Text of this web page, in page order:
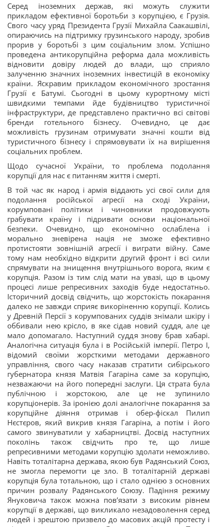
Серед іноземних держав, які можуть служити
прикладом ефективної боротьби з корупцією, є Грузія.
Свого часу уряд Президента Грузії Михайла Саакашвілі,
опираючись на підтримку грузинського народу, зробив
прорив у боротьбі з цим соціальним злом. Успішно
проведена антикорупційна реформа дала можливість
відновити довіру людей до влади, що сприяло
залученню значних іноземних інвестицій в економіку
країни. Яскравим прикладом економічного зростання
Грузії є Батумі. Сьогодні в цьому курортному місті
швидкими темпами йде будівництво туристичної
інфраструктури, де представлено практично всі світові
бренди готельного бізнесу. Очевидно, це дає
можливість грузинам отримувати значні кошти від
туристичного бізнесу і спрямовувати їх на вирішення
соціальних проблем.
Щодо сучасної України, то проблема подолання
корупції для нас є питанням життя і смерті.
В той час як народ і армія віддають усі свої сили для
подолання російської агресії на сході України,
корумповані політики і чиновники продовжують
грабувати країну і підривати основи національної
безпеки. Очевидно, що економічно ослаблена і
морально зневірена нація не зможе ефективно
протистояти зовнішній агресії і виграти війну. Саме
тому нам необхідно відкрити другий фронт і всі сили
спрямувати на знищення внутрішнього ворога, яким є
корупція. Разом із тим слід мати на увазі, що в цьому
процесі лише репресивних заходів буде недостатньо.
Історичний досвід свідчить, що жорстокість покарання
далеко не завжди сприяє викоріненню корупції. Колись
у Древній Персії з корумпованих суддів знімали шкіру і
оббивали нею крісло, в яке сідав новий суддя, але це
мало допомагало. Наступний суддя знову брав хабарі.
Аналогічна ситуація була і в Російській імперії. Петро І,
відомий своїми жорсткими методами державного
управління, свого часу наказав стратити сибірського
губернатора князя Матвія Гагаріна саме за корупцію,
незважаючи на його попередні заслуги. Ця страта була
публічною і жорстокою, але це не зупинило
корупціонерів. За іронією долі аналогічне покарання за
корупційне діяння отримав і обер-фіскал Пилип
Нєстєров, який викрив князя Гагаріна, а потім і його
самого звинуватили у хабарництві. Досвід наступних
поколінь також свідчить про те, що лише
репресивними методами корупцію здолати неможливо.
Навіть тоталітарна держава, якою був Радянський Союз,
не змогла перемогти це зло. В тоталітарній державі
корупція була тотальною, що і стало однією з основних
причин розвалу Радянського Союзу. Падіння режиму
Януковича також можна пов’язати з високим рівнем
корупції в державі, що викликало незадоволення серед
людей і зрештою призвело до масових акцій протесту і